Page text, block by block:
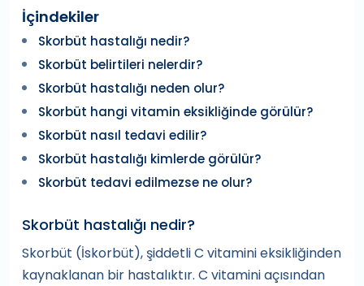
İçindekiler
Skorbüt hastalığı nedir?
Skorbüt belirtileri nelerdir?
Skorbüt hastalığı neden olur?
Skorbüt hangi vitamin eksikliğinde görülür?
Skorbüt nasıl tedavi edilir?
Skorbüt hastalığı kimlerde görülür?
Skorbüt tedavi edilmezse ne olur?
Skorbüt hastalığı nedir?
Skorbüt (İskorbüt), şiddetli C vitamini eksikliğinden
kaynaklanan bir hastalıktır. C vitamini açısından